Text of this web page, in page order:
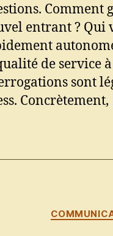
Comment
entrant ? Qui
de service
sont